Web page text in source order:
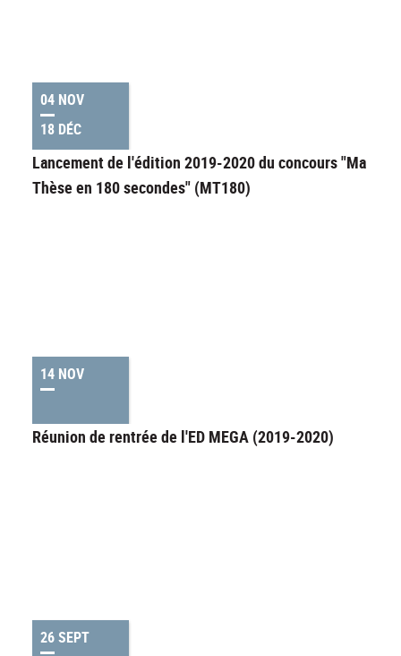
04 NOV
18 DÉC
Lancement de l'édition 2019-2020 du concours "Ma
Thèse en 180 secondes" (MT180)
14 NOV
Réunion de rentrée de l'ED MEGA (2019-2020)
26 SEPT